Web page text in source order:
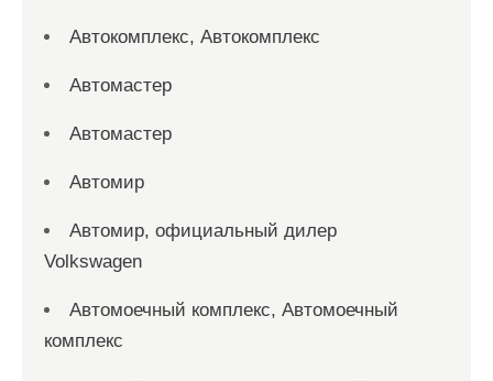
Автокомплекс, Автокомплекс
Автомастер
Автомастер
Автомир
Автомир, официальный дилер
Volkswagen
Автомоечный комплекс, Автомоечный
комплекс